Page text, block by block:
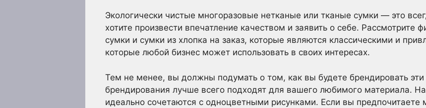
Экологически чистые многоразовые нетканые или тканые сумки — это
хотите произвести впечатление качеством и заявить о себе.
сумки и сумки из хлопка на заказ, которые являются классическими и
которые любой бизнес может использовать в своих интересах.
Тем не менее, вы должны подумать о том, как вы будете брендировать
брендирования лучше всего подходят для вашего любимого материала.
идеально сочетаются с одноцветными рисунками. Если вы предпочитаете